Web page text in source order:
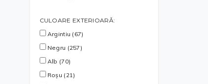
CULOARE EXTERIOARĂ:
Argintiu (67)
Negru (257)
Alb (70)
Roșu (21)